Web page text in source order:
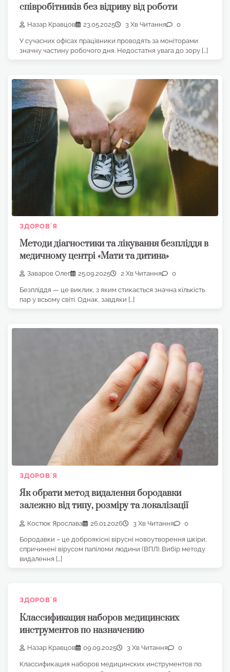
співробітників без відриву від роботи
Назар Кравцов 23.05.2025 3 Хв Читання 0
У сучасних офісах працівники проводять за моніторами
значну частину робочого дня. Недостатня увага до зору […]
ЗДОРОВʼЯ
Методи діагностики та лікування безпліддя в
медичному центрі «Мати та дитина»
Заваров Олег 25.09.2025 2 Хв Читання 0
Безпліддя — це виклик, з яким стикається значна кількість
пар у всьому світі. Однак, завдяки […]
ЗДОРОВʼЯ
Як обрати метод видалення бородавки
залежно від типу, розміру та локалізації
Костюк Ярослава 26.01.2026 3 Хв Читання 0
Бородавки – це доброякісні вірусні новоутворення шкіри,
спричинені вірусом папіломи людини (ВПЛ). Вибір методу
видалення […]
ЗДОРОВʼЯ
Классификация наборов медицинских
инструментов по назначению
Назар Кравцов 09.09.2025 3 Хв Читання 0
Классификация наборов медицинских инструментов по